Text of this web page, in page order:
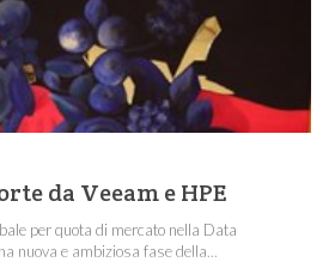
da Veeam e HPE
per quota di mercato nella Data
nuova e ambiziosa fase della...